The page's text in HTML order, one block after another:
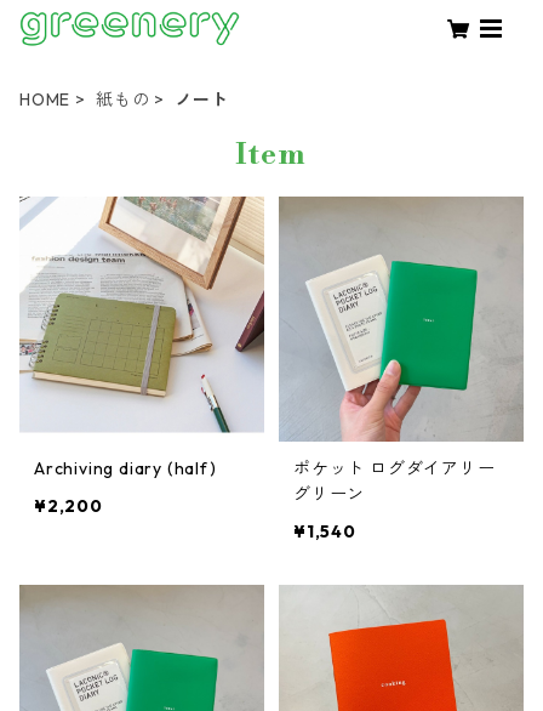
HOME 紙もの ノート
Item
Archiving diary (half)
¥2,200
ポケット ログダイアリー
グリーン
¥1,540